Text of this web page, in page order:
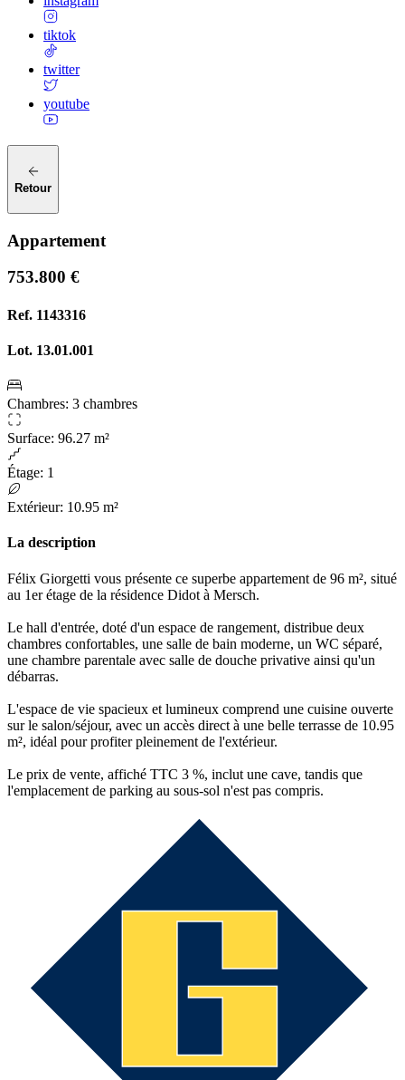
tiktok
twitter
youtube
Retour
Appartement
753.800 €
Ref. 1143316
Lot. 13.01.001
Chambres: 3 chambres
Surface: 96.27 m²
Étage: 1
Extérieur: 10.95 m²
La description
Félix Giorgetti vous présente ce superbe appartement de 96 m², situé
au 1er étage de la résidence Didot à Mersch.
Le hall d'entrée, doté d'un espace de rangement, distribue deux
chambres confortables, une salle de bain moderne, un WC séparé,
une chambre parentale avec salle de douche privative ainsi qu'un
débarras.
L'espace de vie spacieux et lumineux comprend une cuisine ouverte
sur le salon/séjour, avec un accès direct à une belle terrasse de 10.95
m², idéal pour profiter pleinement de l'extérieur.
Le prix de vente, affiché TTC 3 %, inclut une cave, tandis que
l'emplacement de parking au sous-sol n'est pas compris.